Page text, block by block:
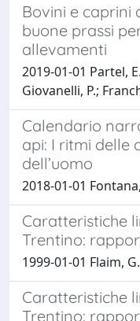
Bovini e caprini
buone prassi
allevamenti
2019-01-01 Partel,
Giovanelli, P.;
Calendario
api: I ritmi delle
dell’uomo
2018-01-01
Caratteristiche
Trentino:
1999-01-01 Flaim,
Caratteristiche
Trentino: